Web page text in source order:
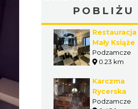
1 2 3 … 6
Restauracja
Mały Książe